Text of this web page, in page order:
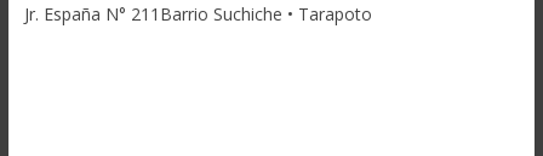
Jr. España N° 211Barrio Suchiche • Tarapoto